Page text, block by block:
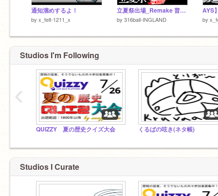
通知溜めするよ！
by x_felt-1211_x
立夏祭出場_Remake 普墺戦争 Polandball _ Animation Art
by 316ball-INGLAND by
Studios I'm Following
QUIZZY 夏の歴史クイズ大会 くるばの呟き(ネタ帳)
‹
Studios I Curate